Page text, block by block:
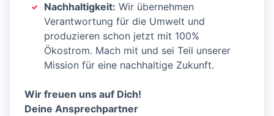
Nachhaltigkeit: Wir übernehmen
Verantwortung für die Umwelt und
produzieren schon jetzt mit 100%
Ökostrom. Mach mit und sei Teil unserer
Mission für eine nachhaltige Zukunft.
Wir freuen uns auf Dich!
Deine Ansprechpartner